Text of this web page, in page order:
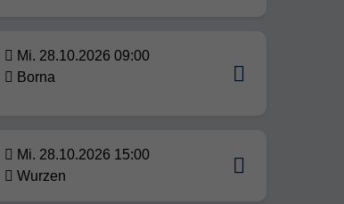
Mi. 28.10.2026 09:00
Borna
Mi. 28.10.2026 15:00
Wurzen